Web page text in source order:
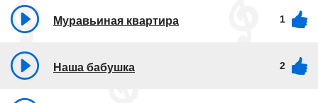
Муравьиная квартира 1
Наша бабушка 2